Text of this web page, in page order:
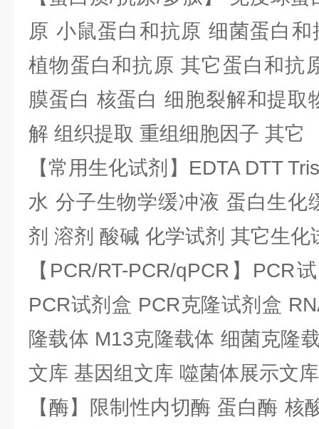
原 小鼠蛋白和抗原 细菌蛋白
植物蛋白和抗原 其它蛋白和抗
膜蛋白 核蛋白 细胞裂解和提取
解 组织提取 重组细胞因子 其它
【常用生化试剂】EDTA DTT
水 分子生物学缓冲液 蛋白生化
剂 溶剂 酸碱 化学试剂 其它生化
【PCR/RT-PCR/qPCR】PCR
PCR试剂盒 PCR克隆试剂盒
隆载体 M13克隆载体 细菌克隆
文库 基因组文库 噬菌体展示文库
【酶】限制性内切酶 蛋白酶 核